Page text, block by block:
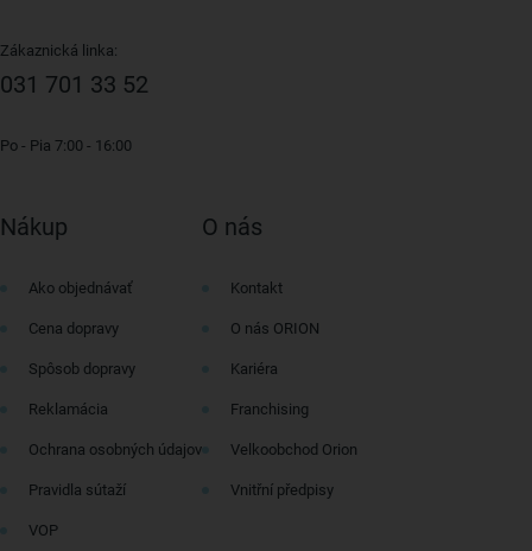
Zákaznická linka:
031 701 33 52
Po - Pia 7:00 - 16:00
Nákup
Ako objednávať
Cena dopravy
Spôsob dopravy
Reklamácia
Ochrana osobných údajov
Pravidla sútaží
VOP
O nás
Kontakt
O nás ORION
Kariéra
Franchising
Velkoobchod Orion
Vnitřní předpisy